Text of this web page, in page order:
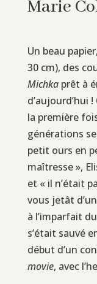
Marie
Un beau
30 cm), des
Michkaprêt à
d’aujourd’hui
la première
générations
petit ours en
maîtresse »,
et « il n’était
vous jetât
à l’imparfait
s’était sauvé
début d’un
movie, avec